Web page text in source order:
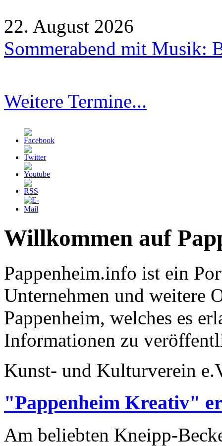
22. August 2026
Sommerabend mit Musik:
Weitere Termine...
Willkommen auf
Pappenheim.info ist ein
Unternehmen und weitere
Pappenheim, welches es
Informationen zu
Kunst- und Kulturverein
"Pappenheim Kreativ"
Am beliebten Kneipp-